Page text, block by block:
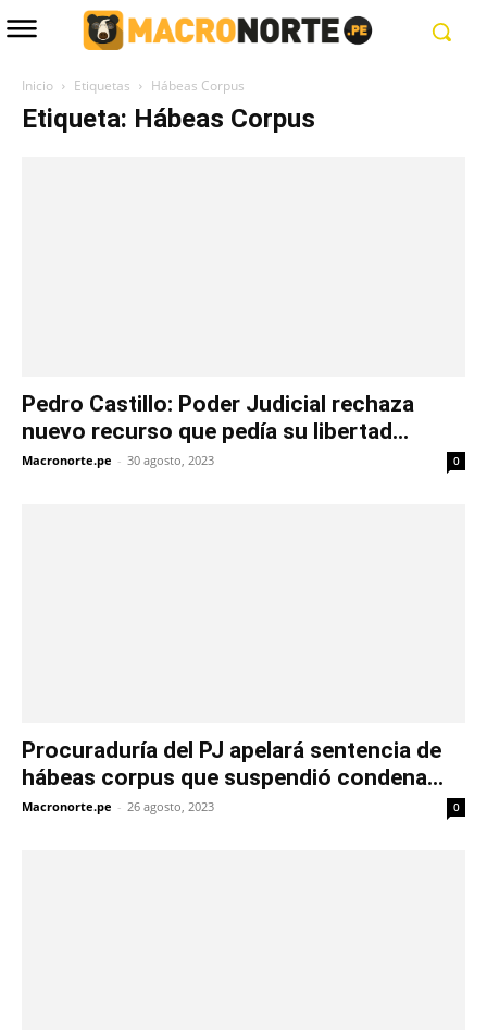
Inicio Etiquetas Hábeas Corpus
Etiqueta: Hábeas Corpus
Pedro Castillo: Poder Judicial rechaza
nuevo recurso que pedía su libertad...
Macronorte.pe - 30 agosto, 2023 0
Procuraduría del PJ apelará sentencia de
hábeas corpus que suspendió condena...
Macronorte.pe - 26 agosto, 2023 0